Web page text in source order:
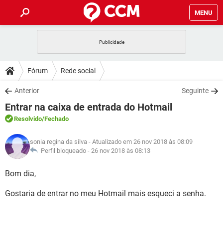
MENU
CELULAR
OUTLOOK
INSTAGRAM GMAIL
GUIA DE COMPRAS
DICAS
JOGOS
OUTLOOK
INSTAGRAM
GUIA DE COMPRAS
DOWNLOADS
JOGOS WHATSAPP
CELULAR
OUTLOOK EXCEL
INSTAGRAM
GUIA DE COMPRAS
FÓRUM
JOGOS
CELULAR FACEBOOK
GLOSSÁRIO
JOGOS
CELULAR
OUTLOOK EXCEL
Fórum Rede social
Anterior Seguinte
Entrar na caixa de entrada do Hotmail
Resolvido/Fechado
sonia regina da silva - Atualizado em 26 nov 2018 às 08:09
Perfil bloqueado - 26 nov 2018 às 08:13
Bom dia,
Gostaria de entrar no meu Hotmail mais esqueci a senha.